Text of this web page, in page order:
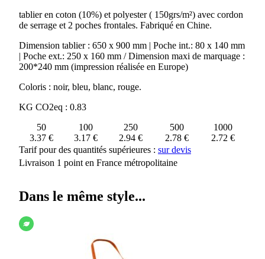
AJUSTABLE
CHIVES
tablier en coton (10%) et polyester ( 150grs/m²) avec cordon
de serrage et 2 poches frontales. Fabriqué en Chine.
Dimension tablier : 650 x 900 mm | Poche int.: 80 x 140 mm
| Poche ext.: 250 x 160 mm / Dimension maxi de marquage :
200*240 mm (impression réalisée en Europe)
Coloris : noir, bleu, blanc, rouge.
KG CO2eq : 0.83
50
100 250 500
1000
3.37 €
3.17 € 2.94 € 2.78 €
2.72 €
Tarif pour des quantités supérieures : sur devis
Livraison 1 point en France métropolitaine
Dans le même style...